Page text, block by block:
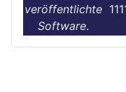
veröffentlichte
Software.